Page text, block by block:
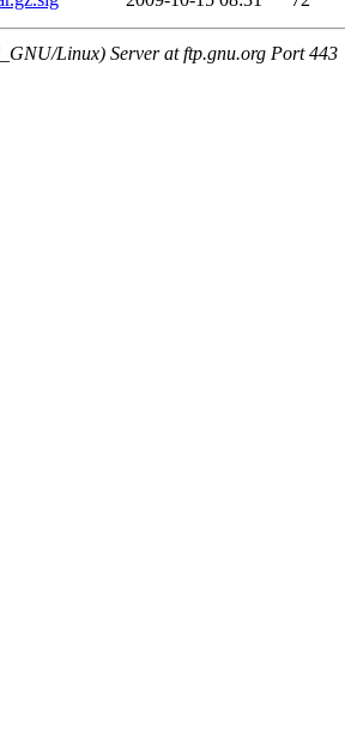
Linux) Server at ftp.gnu.org Port 443